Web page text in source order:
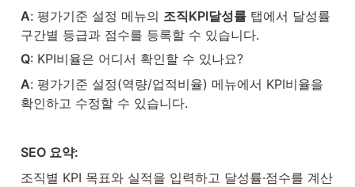
A: 평가기준 설정 메뉴의 조직KPI달성률 탭에서 달성률
구간별 등급과 점수를 등록할 수 있습니다.
Q: KPI비율은 어디서 확인할 수 있나요?
A: 평가기준 설정(역량/업적비율) 메뉴에서 KPI비율을
확인하고 수정할 수 있습니다.
SEO 요약:
조직별 KPI 목표와 실적을 입력하고 달성률·점수를 계산